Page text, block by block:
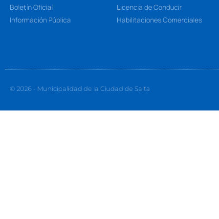
Boletín Oficial
Información Pública
Licencia de Conducir
Habilitaciones Comerciales
© 2026 - Municipalidad de la Ciudad de Salta